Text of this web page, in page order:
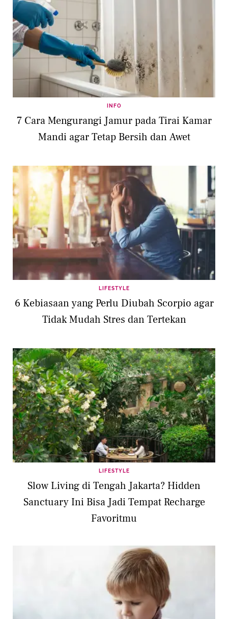
INFO
7 Cara Mengurangi Jamur pada Tirai Kamar
Mandi agar Tetap Bersih dan Awet
LIFESTYLE
6 Kebiasaan yang Perlu Diubah Scorpio agar
Tidak Mudah Stres dan Tertekan
LIFESTYLE
Slow Living di Tengah Jakarta? Hidden
Sanctuary Ini Bisa Jadi Tempat Recharge
Favoritmu